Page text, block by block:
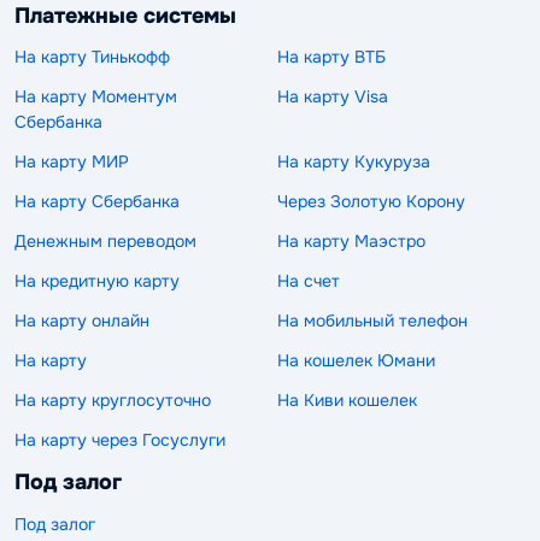
Платежные системы
На карту Тинькофф
На карту ВТБ
На карту Моментум
Сбербанка
На карту Visa
На карту МИР
На карту Кукуруза
На карту Сбербанка
Через Золотую Корону
Денежным переводом
На карту Маэстро
На кредитную карту
На счет
На карту онлайн
На мобильный телефон
На карту
На кошелек Юмани
На карту круглосуточно
На Киви кошелек
На карту через Госуслуги
Под залог
Под залог